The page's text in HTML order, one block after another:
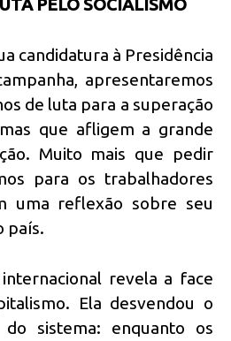
PELO SOCIALISMO
candidatura à Presidência
apresentaremos
de luta para a superação
que afligem a grande
Muito mais que pedir
para os trabalhadores
uma reflexão sobre seu
país.
revela a face
Ela desvendou o
sistema: enquanto os